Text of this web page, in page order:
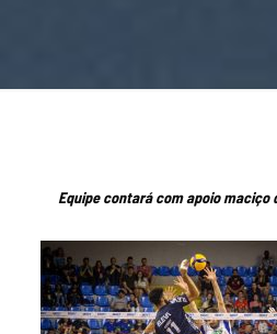
Equipe contará com apoio maciço